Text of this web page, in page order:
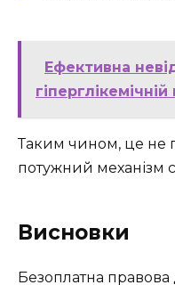
Ефективна
Таким чином, це не
потужний механізм
Висновки
Безоплатна